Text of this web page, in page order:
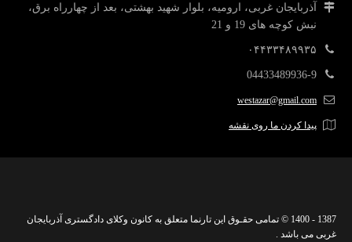
آذربایجان غربی، ارومیه، بلوار شهید بهشتی، بعد از چهارراه برق،
نبش کوچه های 19 و 21
۰۴۴۳۳۴۸۹۹۳۵
04433489936-9
westazar@gmail.com
پیدا کردن ما روی نقشه
1387 - 1400 © تمامی حقـوق این تارنما متعلق به کانون وکلای دادگستری آذربایجان
غربی می باشد .